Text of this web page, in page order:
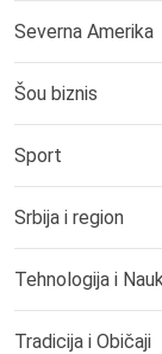
Severna Amerika
Šou biznis
Sport
Srbija i region
Tehnologija i
Tradicija i Običaji